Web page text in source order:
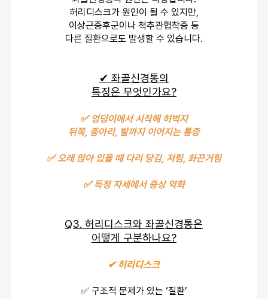
허리디스크가 원인이 될 수 있지만,
이상근증후군이나 척추관협착증 등
다른 질환으로도 발생할 수 있습니다.
✔ 좌골신경통의
특징은 무엇인가요?
✅ 엉덩이에서 시작해 허벅지
뒤쪽, 종아리, 발까지 이어지는 통증
✅ 오래 앉아 있을 때 다리 당김, 저림, 화끈거림
✅ 특정 자세에서 증상 악화
Q3. 허리디스크와 좌골신경통은
어떻게 구분하나요?
✔ 허리디스크
✅ 구조적 문제가 있는 ‘질환’